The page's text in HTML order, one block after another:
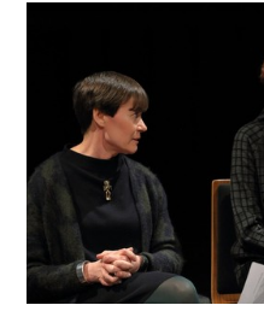
Wyrażam zgodę na
w celu skorzystania z
Administratorem
Kultury ZAMEK z
się z informacjami
osobowych, które są
M.
Kaczyński